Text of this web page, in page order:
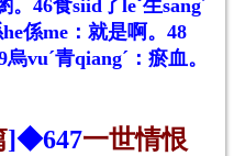
。46食siid了leˇ生sangˊ
係me：就是啊。48
vuˊ青qiangˊ：瘀血。
]◆647一世情恨